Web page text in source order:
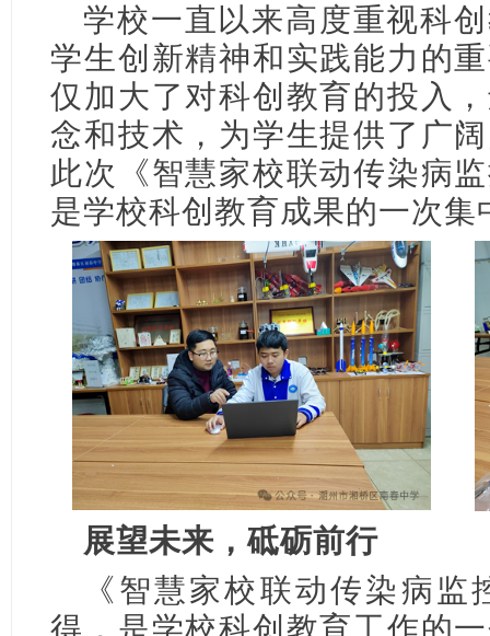
学校一直以来高度重视科
学生创新精神和实践能力的
仅加大了对科创教育的投入
念和技术，为学生提供了广
此次《智慧家校联动传染病
是学校科创教育成果的一次集
展望未来，砥砺前行
《智慧家校联动传染病
得，是学校科创教育工作的